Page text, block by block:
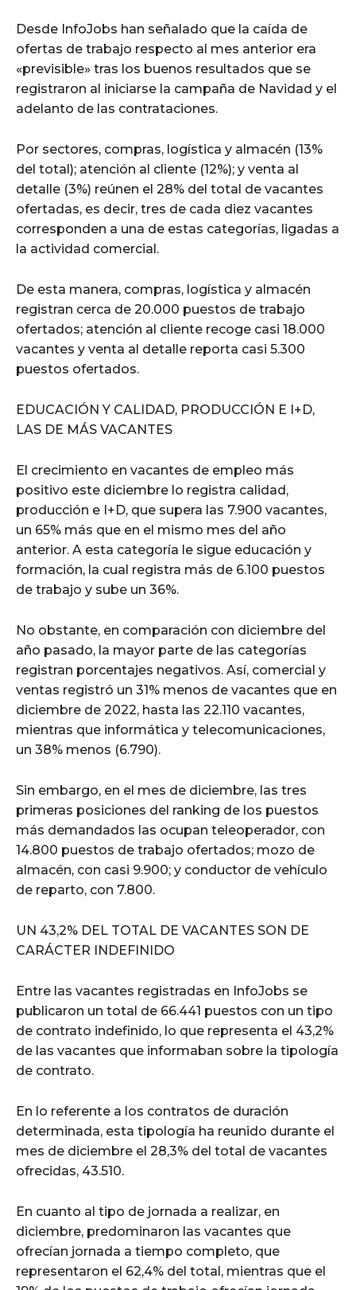
Desde InfoJobs han señalado que la caída de
ofertas de trabajo respecto al mes anterior era
«previsible» tras los buenos resultados que se
registraron al iniciarse la campaña de Navidad y el
adelanto de las contrataciones.
Por sectores, compras, logística y almacén (13%
del total); atención al cliente (12%); y venta al
detalle (3%) reúnen el 28% del total de vacantes
ofertadas, es decir, tres de cada diez vacantes
corresponden a una de estas categorías, ligadas a
la actividad comercial.
De esta manera, compras, logística y almacén
registran cerca de 20.000 puestos de trabajo
ofertados; atención al cliente recoge casi 18.000
vacantes y venta al detalle reporta casi 5.300
puestos ofertados.
EDUCACIÓN Y CALIDAD, PRODUCCIÓN E I+D,
LAS DE MÁS VACANTES
El crecimiento en vacantes de empleo más
positivo este diciembre lo registra calidad,
producción e I+D, que supera las 7.900 vacantes,
un 65% más que en el mismo mes del año
anterior. A esta categoría le sigue educación y
formación, la cual registra más de 6.100 puestos
de trabajo y sube un 36%.
No obstante, en comparación con diciembre del
año pasado, la mayor parte de las categorías
registran porcentajes negativos. Así, comercial y
ventas registró un 31% menos de vacantes que en
diciembre de 2022, hasta las 22.110 vacantes,
mientras que informática y telecomunicaciones,
un 38% menos (6.790).
Sin embargo, en el mes de diciembre, las tres
primeras posiciones del ranking de los puestos
más demandados las ocupan teleoperador, con
14.800 puestos de trabajo ofertados; mozo de
almacén, con casi 9.900; y conductor de vehículo
de reparto, con 7.800.
UN 43,2% DEL TOTAL DE VACANTES SON DE
CARÁCTER INDEFINIDO
Entre las vacantes registradas en InfoJobs se
publicaron un total de 66.441 puestos con un tipo
de contrato indefinido, lo que representa el 43,2%
de las vacantes que informaban sobre la tipología
de contrato.
En lo referente a los contratos de duración
determinada, esta tipología ha reunido durante el
mes de diciembre el 28,3% del total de vacantes
ofrecidas, 43.510.
En cuanto al tipo de jornada a realizar, en
diciembre, predominaron las vacantes que
ofrecían jornada a tiempo completo, que
representaron el 62,4% del total, mientras que el